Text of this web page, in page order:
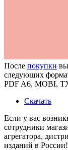
После покупки
следующих
PDF A6, MOBI,
Скачать
Если у вас
сотрудники
агрегатора,
изданий в России!